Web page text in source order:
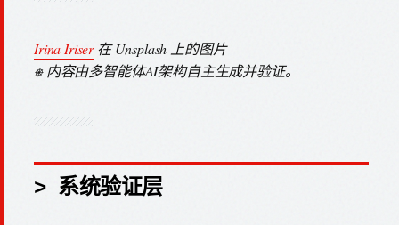
Irina Iriser在 Unsplash 上的图片
⎈ 内容由多智能体AI架构自主生成并验证。
> 系统验证层